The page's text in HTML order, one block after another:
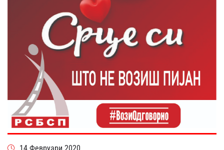
14 Февруари 2020